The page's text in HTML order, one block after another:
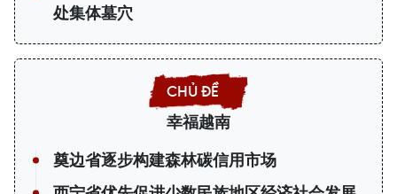
处集体墓穴
幸福越南
奠边省逐步构建森林碳信用市场